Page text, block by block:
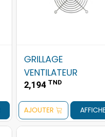
GRILLAGE
VENTILATEUR
2,194 TND
AJOUTER